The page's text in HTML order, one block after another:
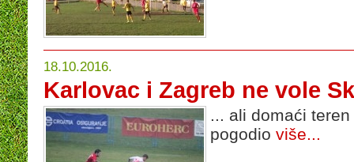
18.10.2016.
Karlovac i Zagreb ne vole
... ali domaći
pogodio više...